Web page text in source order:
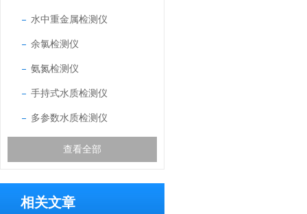
水中重金属检测仪
余氯检测仪
氨氮检测仪
手持式水质检测仪
多参数水质检测仪
查看全部
相关文章